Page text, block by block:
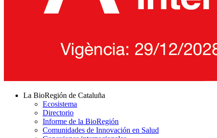
La BioRegión de Cataluña
Ecosistema
Directorio
Informe de la BioRegión
Comunidades de Innovación en Salud